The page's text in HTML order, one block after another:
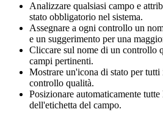
Analizzare qualsiasi campo e
stato obbligatorio nel sistema.
Assegnare a ogni controllo un
e un suggerimento per una
Cliccare sul nome di un controllo
campi pertinenti.
Mostrare un'icona di stato per
controllo qualità.
Posizionare automaticamente
dell'etichetta del campo.